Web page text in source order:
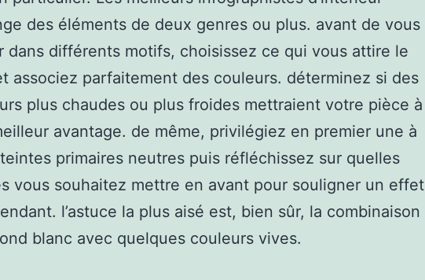
des éléments de deux genres ou plus. avant de vous
dans différents motifs, choisissez ce qui vous attire le
associez parfaitement des couleurs. déterminez si des
plus chaudes ou plus froides mettraient votre pièce à
avantage. de même, privilégiez en premier une à
primaires neutres puis réfléchissez sur quelles
vous souhaitez mettre en avant pour souligner un effet
l’astuce la plus aisé est, bien sûr, la combinaison
blanc avec quelques couleurs vives.